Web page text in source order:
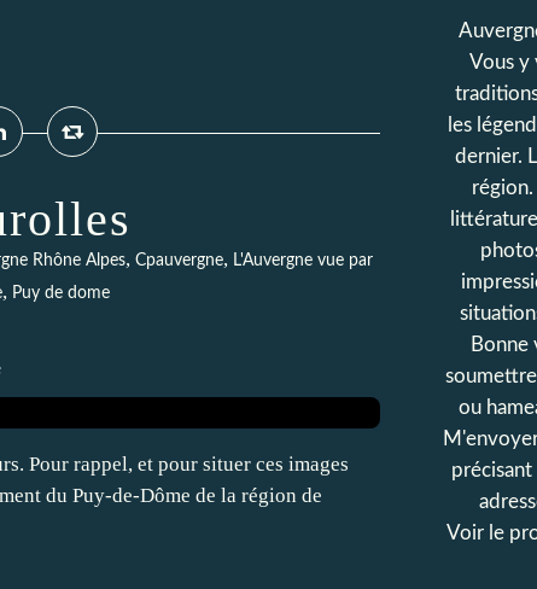
Rhône Alpes, Cpauvergne, L'Auvergne vue par
, Puy de dome
Pour rappel, et pour situer ces images
du Puy-de-Dôme de la région de
Vous y
les
dernier.
région.
Bonne
ou
Voir le